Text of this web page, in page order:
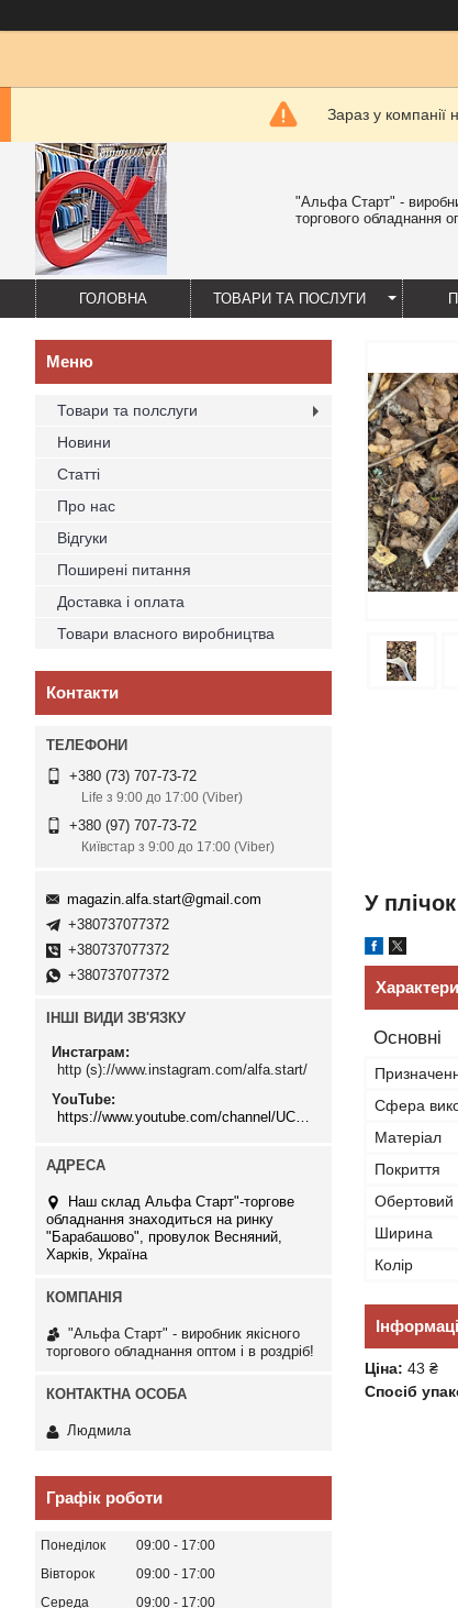
Зараз у компанії
"Альфа Старт" -
торгового обладнання
ГОЛОВНА ТОВАРИ ТА ПОСЛУГИ
У
Основні
Сфера
Матеріал
Покриття
Обертовий
Ширина
Колір
Ціна: 43 ₴
Спосіб
Товари та полслуги
Новини
Статті
Про нас
Відгуки
Поширені питання
Доставка і оплата
Товари власного виробництва
Контакти
+380 (73) 707-73-72
Life з 9:00 до 17:00 (Viber)
+380 (97) 707-73-72
Київстар з 9:00 до 17:00 (Viber)
magazin.alfa.start@gmail.com
+380737077372
+380737077372
+380737077372
ІНШІ ВИДИ ЗВ'ЯЗКУ
Инстаграм
http (s)://www.instagram.com/alfa.start/
YouTube
Наш склад Альфа Старт"-торгове
обладнання знаходиться на ринку
"Барабашово", провулок Весняний,
Харків, Україна
"Альфа Старт" - виробник якісного
торгового обладнання оптом і в роздріб!
Людмила
Графік роботи
Понеділок 09:00
17:00
Вівторок
09:00
17:00
Середа
09:00
17:00